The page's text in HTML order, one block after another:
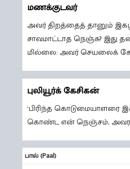
மணக்குடவர்
அவர் திறத்தைத் தானும்
சாவமாட்டாத நெஞ்சு?
மில்லை: அவர் செயலைக்
புலியூர்க் கேசிகன்
‘பிரிந்த கொடுமையாளரை
கொண்ட என் நெஞ்சம்,
பால் (Paal)